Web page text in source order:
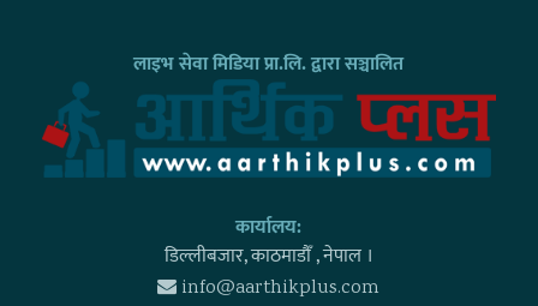
लाइभ सेवा मिडिया प्रा.लि. द्वारा सञ्चालित
कार्यालय:
डिल्लीबजार, काठमाडाैँ , नेपाल ।
info@aarthikplus.com